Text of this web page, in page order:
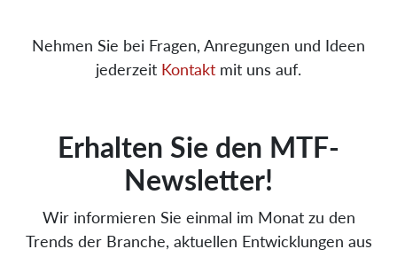
... steht für nachhaltige Entwicklung
Das Mountainbike Forum Deutschland
ihrem Weg zu wettbewerbsfähigen
Mountainbike-Destinationen. Es steht für
eine nachhaltige Entwicklung, die
tragfähigen wirtschaftlichen Erfolg
ermöglicht und regionalen Rückhalt fördert.